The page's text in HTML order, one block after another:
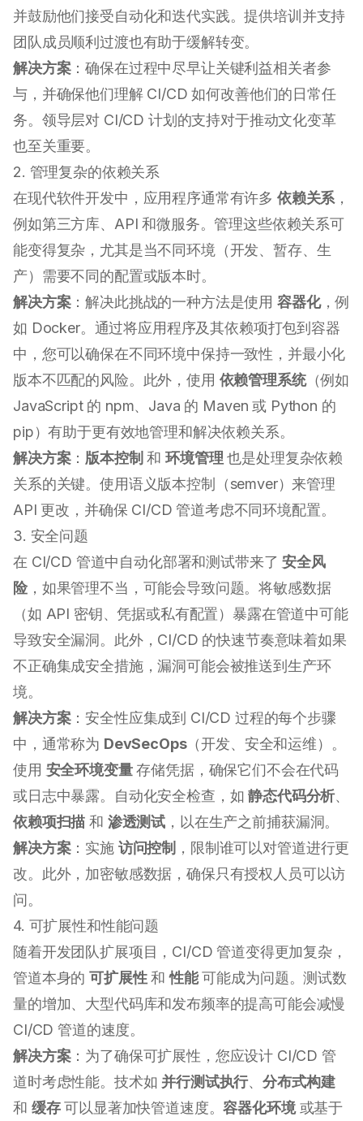
并鼓励他们接受自动化和迭代实践。提供培训并支持
团队成员顺利过渡也有助于缓解转变。
解决方案：确保在过程中尽早让关键利益相关者参
与，并确保他们理解 CI/CD 如何改善他们的日常任
务。领导层对 CI/CD 计划的支持对于推动文化变革
也至关重要。
2. 管理复杂的依赖关系
在现代软件开发中，应用程序通常有许多 依赖关系 ，
例如第三方库、API 和微服务。管理这些依赖关系可
能变得复杂，尤其是当不同环境（开发、暂存、生
产）需要不同的配置或版本时。
解决方案：解决此挑战的一种方法是使用 容器化，例
如 Docker。通过将应用程序及其依赖项打包到容器
中，您可以确保在不同环境中保持一致性，并最小化
版本不匹配的风险。此外，使用 依赖管理系统（例如
JavaScript 的 npm、Java 的 Maven 或 Python 的
pip）有助于更有效地管理和解决依赖关系。
解决方案： 版本控制 和环境管理 也是处理复杂依赖
关系的关键。使用语义版本控制（semver）来管理
API 更改，并确保 CI/CD 管道考虑不同环境配置。
3. 安全问题
在 CI/CD 管道中自动化部署和测试带来了安全风
险，如果管理不当，可能会导致问题。将敏感数据
（如 API 密钥、凭据或私有配置）暴露在管道中可能
导致安全漏洞。此外，CI/CD 的快速节奏意味着如果
不正确集成安全措施，漏洞可能会被推送到生产环
境。
解决方案：安全性应集成到 CI/CD 过程的每个步骤
中，通常称为 DevSecOps（开发、安全和运维）。
使用 安全环境变量存储凭据，确保它们不会在代码
或日志中暴露。自动化安全检查，如静态代码分析、
依赖项扫描 和 渗透测试 ，以在生产之前捕获漏洞。
解决方案：实施 访问控制 ，限制谁可以对管道进行更
改。此外，加密敏感数据，确保只有授权人员可以访
问。
4. 可扩展性和性能问题
随着开发团队扩展项目，CI/CD 管道变得更加复杂，
管道本身的可扩展性和性能可能成为问题。测试数
量的增加、大型代码库和发布频率的提高可能会减慢
CI/CD 管道的速度。
解决方案：为了确保可扩展性，您应设计 CI/CD 管
道时考虑性能。技术如 并行测试执行、分布式构建
和 缓存可以显著加快管道速度。容器化环境或基于